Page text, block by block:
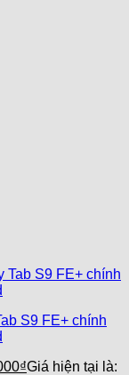
S9 FE+ chính
₫Giá hiện tại là: